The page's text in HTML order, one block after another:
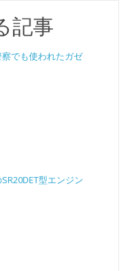
記事
でも使われたガゼ
型エンジン